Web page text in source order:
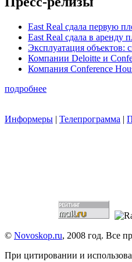
East Real сдала первую
East Real сдала в аренду
Эксплуатация объектов:
Компании Deloitte и
Компания Conference
подробнее
Информеры | Телепрограмма |
© Novoskop.ru, 2008 год. Все
При цитировании и